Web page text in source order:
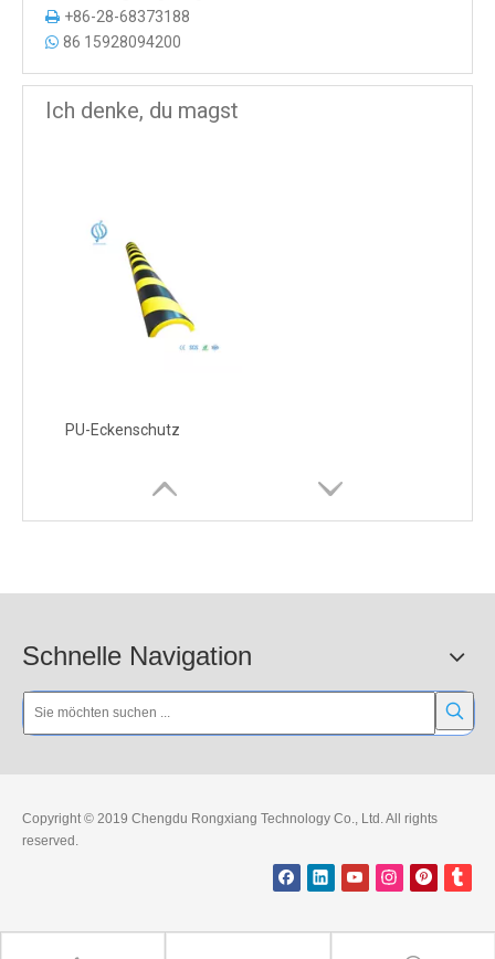
 +86-28-68373188
 86 15928094200
Ich denke, du magst
PU-Eckenschutz
Schnelle Navigation
Copyright © 2019 Chengdu Rongxiang Technology Co., Ltd. All rights
reserved.